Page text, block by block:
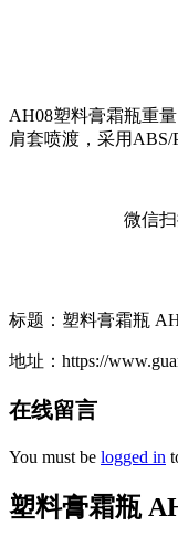
AH08塑料膏霜瓶重量
肩套喷渡，采用ABS/
微信
标题：塑料膏霜瓶
地址：https://
在线留言
You must be logged in
塑料膏霜瓶